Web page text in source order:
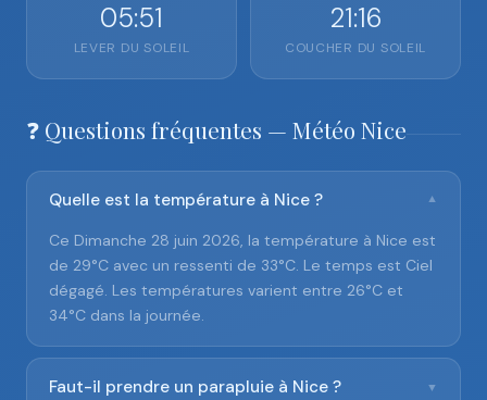
05:51
LEVER DU SOLEIL
21:16
COUCHER DU SOLEIL
❓ Questions fréquentes — Météo Nice
Quelle est la température à Nice ? ▼
Ce Dimanche 28 juin 2026, la température à Nice est
de 29°C avec un ressenti de 33°C. Le temps est Ciel
dégagé. Les températures varient entre 26°C et
34°C dans la journée.
Faut-il prendre un parapluie à Nice ? ▼